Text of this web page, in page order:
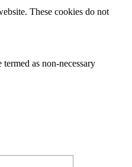
These cookies do not
as non-necessary